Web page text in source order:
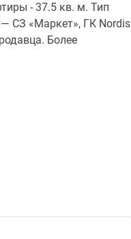
- 37.5 кв. м. Тип
СЗ «Маркет», ГК Nordis
Более